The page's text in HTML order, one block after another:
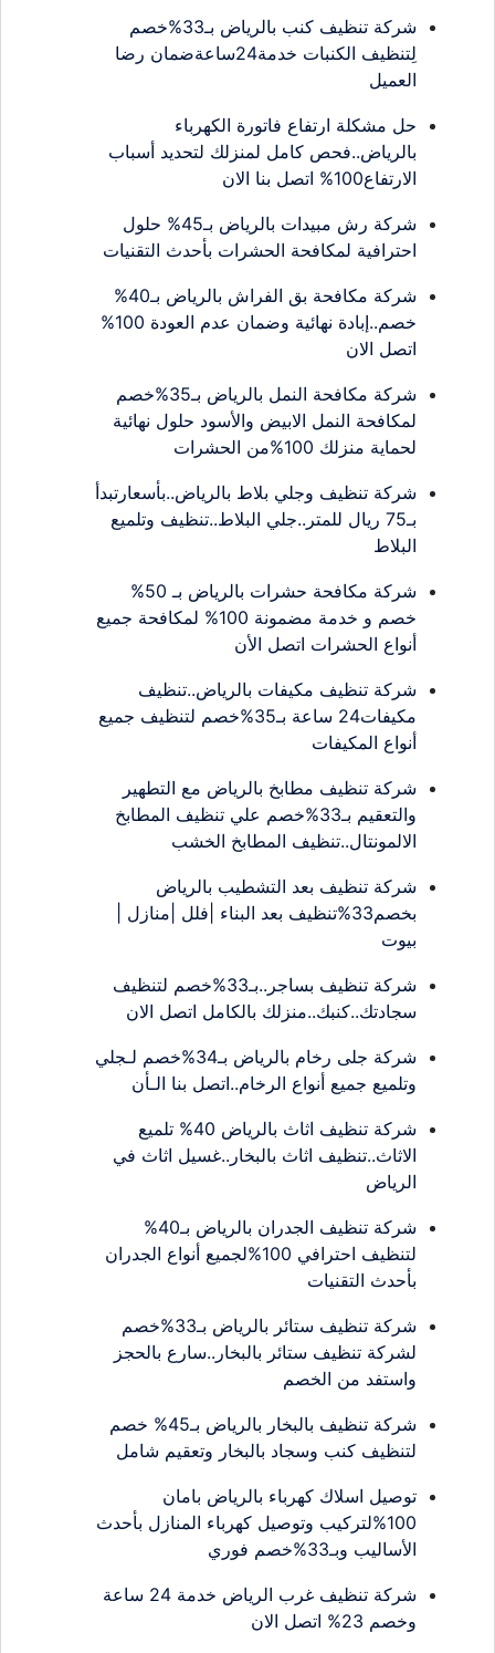
شركة تنظيف كنب بالرياض بـ33%خصم
لِتنظيف الكنبات خدمة24ساعةضمان رضا
العميل
حل مشكلة ارتفاع فاتورة الكهرباء
بالرياض..فحص كامل لمنزلك لتحديد أسباب
الارتفاع100% اتصل بنا الان
شركة رش مبيدات بالرياض بـ45% حلول
احترافية لمكافحة الحشرات بأحدث التقنيات
شركة مكافحة بق الفراش بالرياض بـ40%
خصم..إبادة نهائية وضمان عدم العودة 100%
اتصل الان
شركة مكافحة النمل بالرياض بـ35%خصم
لمكافحة النمل الابيض والأسود حلول نهائية
لحماية منزلك 100%من الحشرات
شركة تنظيف وجلي بلاط بالرياض..بأسعارتبدأ
بـ75 ريال للمتر..جلي البلاط..تنظيف وتلميع
البلاط
شركة مكافحة حشرات بالرياض بـ 50%
خصم و خدمة مضمونة 100% لمكافحة جميع
أنواع الحشرات اتصل الأن
شركة تنظيف مكيفات بالرياض..تنظيف
مكيفات24 ساعة بـ35%خصم لتنظيف جميع
أنواع المكيفات
شركة تنظيف مطابخ بالرياض مع التطهير
والتعقيم بـ33%خصم علي تنظيف المطابخ
الالمونتال..تنظيف المطابخ الخشب
شركة تنظيف بعد التشطيب بالرياض
بخصم33%تنظيف بعد البناء |فلل |منازل |
بيوت
شركة تنظيف بساجر..بـ33%خصم لتنظيف
سجادتك..كنبك..منزلك بالكامل اتصل الان
شركة جلى رخام بالرياض بـ34%خصم لـجلي
وتلميع جميع أنواع الرخام..اتصل بنا الـأن
شركة تنظيف اثاث بالرياض 40% تلميع
الاثاث..تنظيف اثاث بالبخار..غسيل اثاث في
الرياض
شركة تنظيف الجدران بالرياض بـ40%
لتنظيف احترافي 100%لجميع أنواع الجدران
بأحدث التقنيات
شركة تنظيف ستائر بالرياض بـ33%خصم
لشركة تنظيف ستائر بالبخار..سارع بالحجز
واستفد من الخصم
شركة تنظيف بالبخار بالرياض بـ45% خصم
لتنظيف كنب وسجاد بالبخار وتعقيم شامل
توصيل اسلاك كهرباء بالرياض بامان
100%لتركيب وتوصيل كهرباء المنازل بأحدث
الأساليب وبـ33%خصم فوري
شركة تنظيف غرب الرياض خدمة 24 ساعة
وخصم 23% اتصل الان